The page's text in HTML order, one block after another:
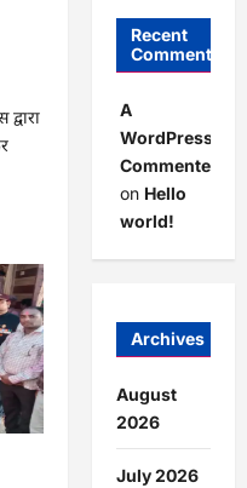
Recent
Comments
A
WordPress
Commenter
on Hello
world!
Archives
August
2026
July 2026